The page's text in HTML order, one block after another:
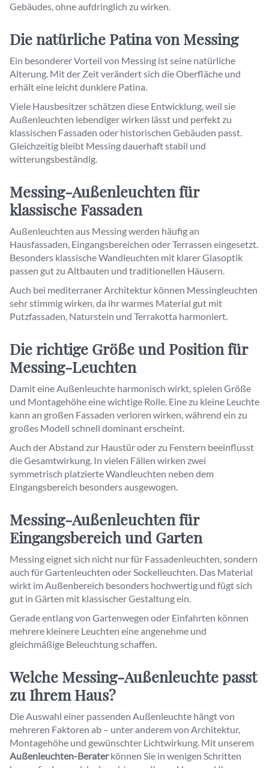
Gebäudes, ohne aufdringlich zu wirken.
Die natürliche Patina von Messing
Ein besonderer Vorteil von Messing ist seine natürliche
Alterung. Mit der Zeit verändert sich die Oberfläche und
erhält eine leicht dunklere Patina.
Viele Hausbesitzer schätzen diese Entwicklung, weil sie
Außenleuchten lebendiger wirken lässt und perfekt zu
klassischen Fassaden oder historischen Gebäuden passt.
Gleichzeitig bleibt Messing dauerhaft stabil und
witterungsbeständig.
Messing-Außenleuchten für
klassische Fassaden
Außenleuchten aus Messing werden häufig an
Hausfassaden, Eingangsbereichen oder Terrassen eingesetzt.
Besonders klassische Wandleuchten mit klarer Glasoptik
passen gut zu Altbauten und traditionellen Häusern.
Auch bei mediterraner Architektur können Messingleuchten
sehr stimmig wirken, da ihr warmes Material gut mit
Putzfassaden, Naturstein und Terrakotta harmoniert.
Die richtige Größe und Position für
Messing-Leuchten
Damit eine Außenleuchte harmonisch wirkt, spielen Größe
und Montagehöhe eine wichtige Rolle. Eine zu kleine Leuchte
kann an großen Fassaden verloren wirken, während ein zu
großes Modell schnell dominant erscheint.
Auch der Abstand zur Haustür oder zu Fenstern beeinflusst
die Gesamtwirkung. In vielen Fällen wirken zwei
symmetrisch platzierte Wandleuchten neben dem
Eingangsbereich besonders ausgewogen.
Messing-Außenleuchten für
Eingangsbereich und Garten
Messing eignet sich nicht nur für Fassadenleuchten, sondern
auch für Gartenleuchten oder Sockelleuchten. Das Material
wirkt im Außenbereich besonders hochwertig und fügt sich
gut in Gärten mit klassischer Gestaltung ein.
Gerade entlang von Gartenwegen oder Einfahrten können
mehrere kleinere Leuchten eine angenehme und
gleichmäßige Beleuchtung schaffen.
Welche Messing-Außenleuchte passt
zu Ihrem Haus?
Die Auswahl einer passenden Außenleuchte hängt von
mehreren Faktoren ab – unter anderem von Architektur,
Montagehöhe und gewünschter Lichtwirkung. Mit unserem
Außenleuchten-Beraterkönnen Sie in wenigen Schritten